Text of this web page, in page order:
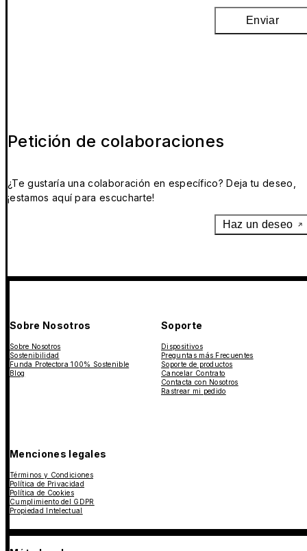
Enviar
Petición de colaboraciones
¿Te gustaría una colaboración en específico? Deja tu deseo,
¡estamos aquí para escucharte!
Haz un deseo
Sobre Nosotros
Sobre Nosotros
Sostenibilidad
Funda Protectora 100% Sostenible
Blog
Soporte
Dispositivos
Preguntas más Frecuentes
Soporte de productos
Cancelar Contrato
Contacta con Nosotros
Rastrear mi pedido
Menciones legales
Términos y Condiciones
Política de Privacidad
Política de Cookies
Cumplimiento del GDPR
Propiedad Intelectual